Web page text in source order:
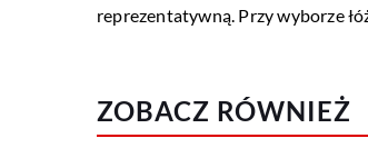
reprezentatywną. Przy wyborze
ZOBACZ RÓWNIEŻ